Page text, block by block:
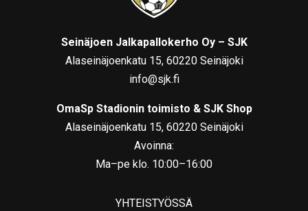
Seinäjoen Jalkapallokerho Oy – SJK
Alaseinäjoenkatu 15, 60220 Seinäjoki
info@sjk.fi
OmaSp Stadionin toimisto & SJK Shop
Alaseinäjoenkatu 15, 60220 Seinäjoki
Avoinna:
Ma–pe klo. 10:00–16:00
YHTEISTYÖSSÄ